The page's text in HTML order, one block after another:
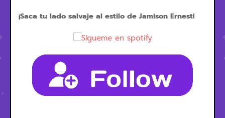
¡Saca tu lado salvaje al estilo de Jamison Ernest!